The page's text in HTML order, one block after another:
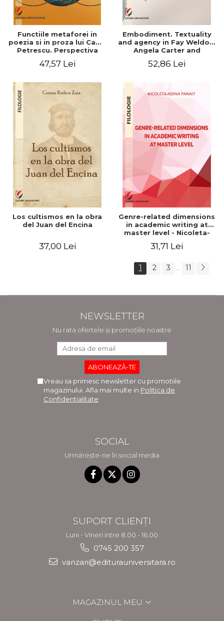
Functiile metaforei in
poezia si in proza lui Camil
Petrescu. Perspectiva
47,57 Lei
Embodiment. Textuality
and agency in Fay Weldon,
Angela Carter and
fiction
52,86 Lei
Los cultismos en la obra
del Juan del Encina
37,00 Lei
Genre-related dimensions
in academic writing at
master level - Nicoleta-
31,71 Lei
1 2 3 ... 11
NEWSLETTER
Nu rata ofertele și promoțiile noastre
Vreau sa primesc newsletter cu promotiile
magazinului. Afla mai multe in Politica de
Confidentialitate
SOCIAL
Urmărește-ne în social media
SUPORT CLIENȚI
Luni - Vineri intre 8.00 - 16.00
0745 200 357
vanzari@editurauniversitara.ro
MAGAZINUL MEU